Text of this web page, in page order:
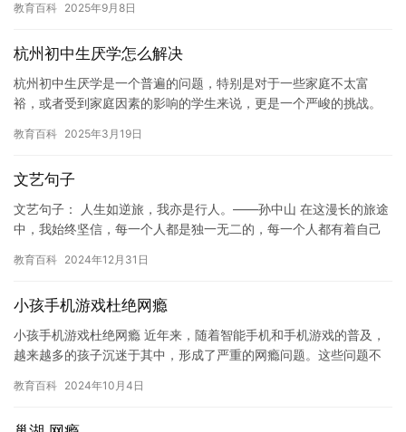
孩子…
教育百科 2025年9月8日
杭州初中生厌学怎么解决
杭州初中生厌学是一个普遍的问题，特别是对于一些家庭不太富
裕，或者受到家庭因素的影响的学生来说，更是一个严峻的挑战。
厌学的…
教育百科 2025年3月19日
文艺句子
文艺句子： 人生如逆旅，我亦是行人。——孙中山 在这漫长的旅途
中，我始终坚信，每一个人都是独一无二的，每一个人都有着自己
念…
教育百科 2024年12月31日
小孩手机游戏杜绝网瘾
小孩手机游戏杜绝网瘾 近年来，随着智能手机和手机游戏的普及，
越来越多的孩子沉迷于其中，形成了严重的网瘾问题。这些问题不
沉重…
教育百科 2024年10月4日